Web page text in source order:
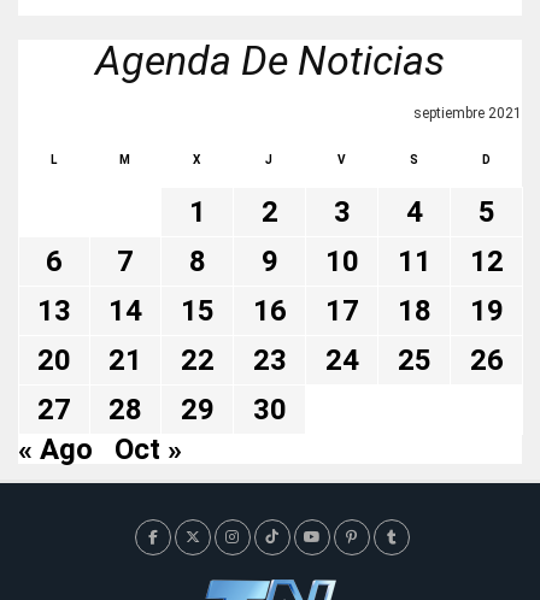
Agenda De Noticias
septiembre 2021
L M X J V S D
1 2 3 4
5
6
7 8 9 10 11
12
13
14 15 16 17 18
19
20
21 22 23 24 25
26
27
28 29
30
« Ago
Oct »